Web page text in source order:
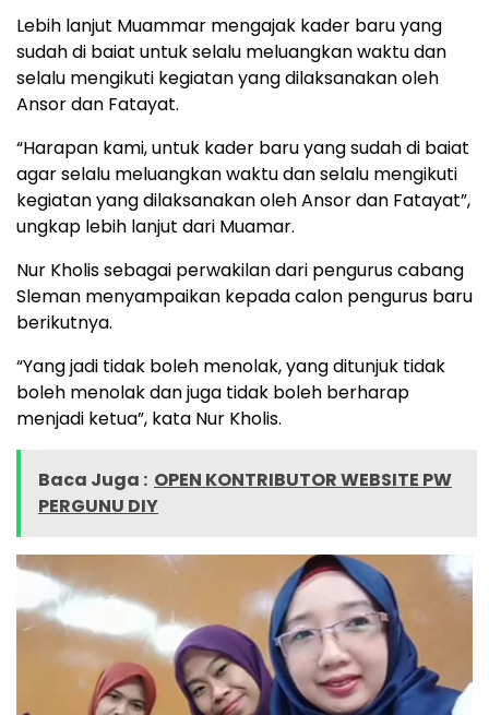
Lebih lanjut Muammar mengajak kader baru yang
sudah di baiat untuk selalu meluangkan waktu dan
selalu mengikuti kegiatan yang dilaksanakan oleh
Ansor dan Fatayat.
“Harapan kami, untuk kader baru yang sudah di baiat
agar selalu meluangkan waktu dan selalu mengikuti
kegiatan yang dilaksanakan oleh Ansor dan Fatayat”,
ungkap lebih lanjut dari Muamar.
Nur Kholis sebagai perwakilan dari pengurus cabang
Sleman menyampaikan kepada calon pengurus baru
berikutnya.
“Yang jadi tidak boleh menolak, yang ditunjuk tidak
boleh menolak dan juga tidak boleh berharap
menjadi ketua”, kata Nur Kholis.
Baca Juga : OPEN KONTRIBUTOR WEBSITE PW
PERGUNU DIY